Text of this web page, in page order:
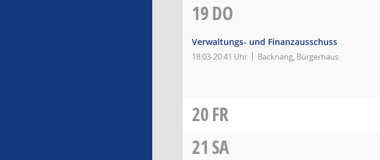
19DO
Verwaltungs- und Finanzausschuss
18:03-20:41 Uhr Backnang, Bürgerhaus
20FR
21 SA